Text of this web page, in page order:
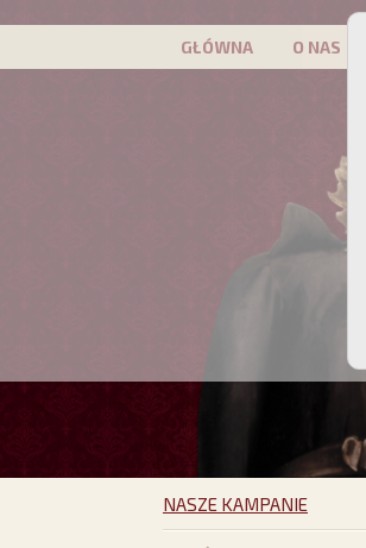
GŁÓWNA O NAS
NASZE KAMPANIE